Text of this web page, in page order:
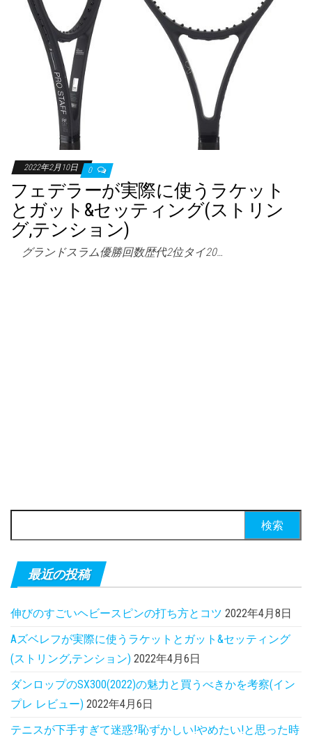
2022年2月10日 0
フェデラーが実際に使うラケット
とガット&セッティング(ストリン
グ,テンション)
グランドスラム優勝回数歴代2位タイ20…
最近の投稿
伸びのすごいヘビースピンの打ち方とコツ 2022年4月8日
Aズベレフが実際に使うラケットとガット&セッティング
(ストリング,テンション) 2022年4月6日
ダンロップのSX300(2022)の魅力と買うべきかを考察(イン
プレ レビュー) 2022年4月6日
テニスが下手すぎて迷惑?恥ずかしい!やめたい!と思った時